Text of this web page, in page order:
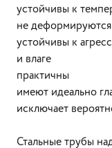
устойчивы к
не
устойчивы к
и влаге
практичны
имеют идеально
исключает
Стальные трубы